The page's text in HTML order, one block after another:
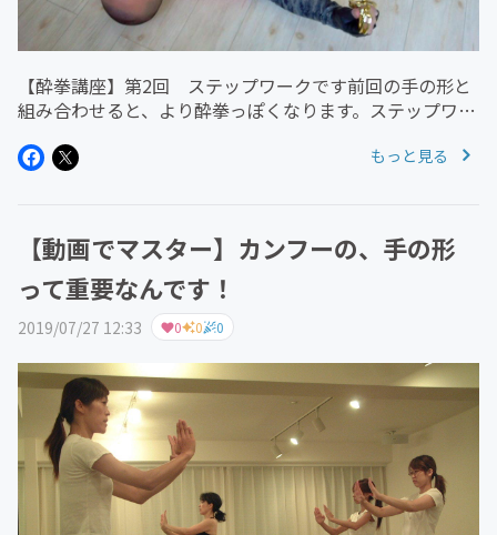
【酔拳講座】第2回 ステップワークです前回の手の形と
組み合わせると、より酔拳っぽくなります。ステップワー
そこに手の技を組み合わせると、「酔拳マスター」になれ
もっと見る
【動画でマスター】カンフーの、手の形
って重要なんです！
2019/07/27 12:33 0 0 0